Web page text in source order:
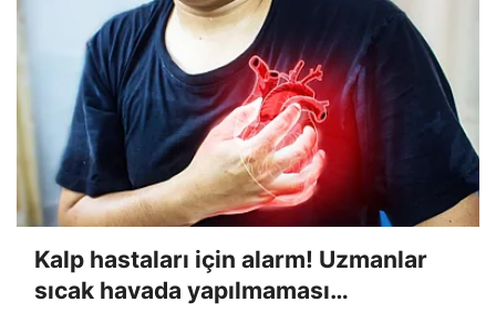
Kalp hastaları için alarm! Uzmanlar
sıcak havada yapılmaması